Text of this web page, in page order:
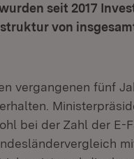
seit 2017
von
vergangenen fünf
bei der Zahl der E-